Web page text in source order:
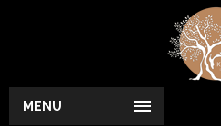

MENU